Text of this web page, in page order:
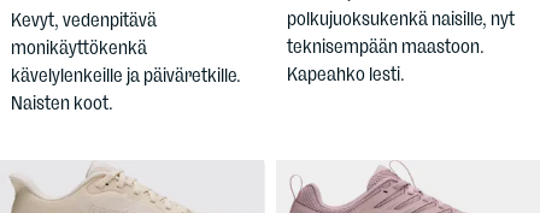
Kevyt, vedenpitävä
monikäyttökenkä
kävelylenkeille ja päiväretkille.
Naisten koot.
polkujuoksukenkä naisille, nyt
teknisempään maastoon.
Kapeahko lesti.